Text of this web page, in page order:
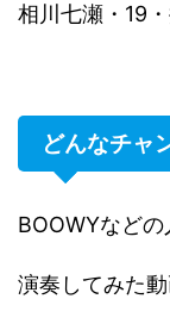
相川七瀬・19
どんなチャ
BOOWYなどの
演奏してみた動